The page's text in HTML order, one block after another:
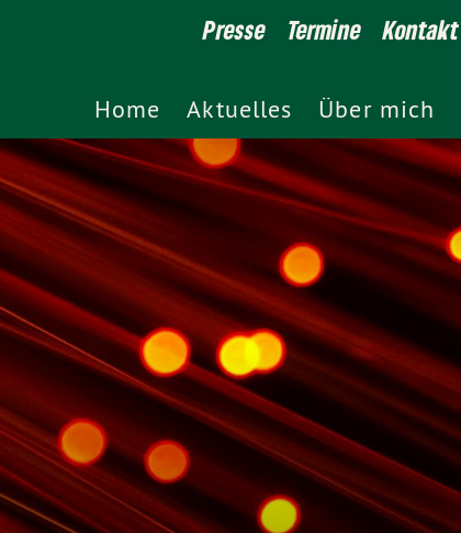
Presse Termine Kontakt
Home Aktuelles Über mich